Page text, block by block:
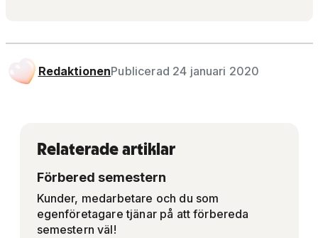
RedaktionenPublicerad 24 januari 2020
Relaterade artiklar
Förbered semestern
Kunder, medarbetare och du som
egenföretagare tjänar på att förbereda
semestern väl!